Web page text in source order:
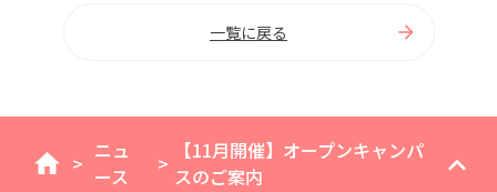
一覧に戻る
home
> ニュ
ース
>
【11月開催】オープンキャンパ
スのご案内